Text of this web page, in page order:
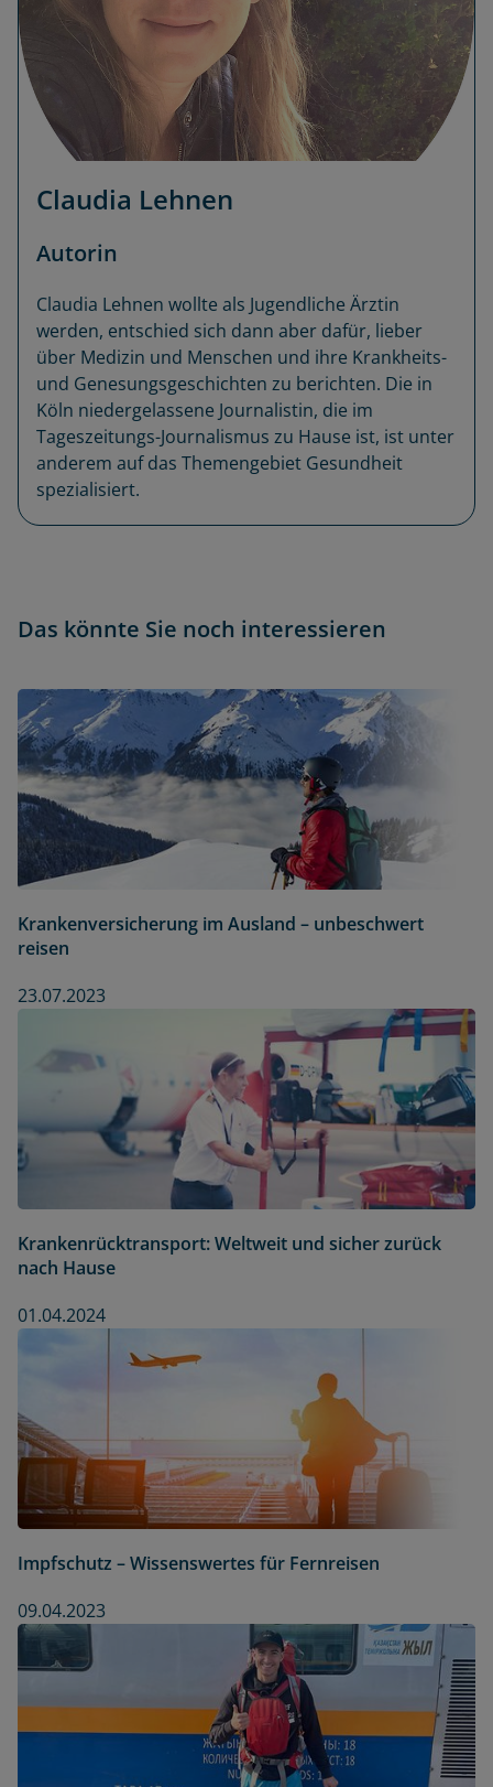
Claudia Lehnen
Autorin
Claudia Lehnen wollte als Jugendliche Ärztin
werden, entschied sich dann aber dafür, lieber
über Medizin und Menschen und ihre Krankheits-
und Genesungsgeschichten zu berichten. Die in
Köln niedergelassene Journalistin, die im
Tageszeitungs-Journalismus zu Hause ist, ist unter
anderem auf das Themengebiet Gesundheit
spezialisiert.
Das könnte Sie noch interessieren
Krankenversicherung im Ausland – unbeschwert
reisen
23.07.2023
Krankenrücktransport: Weltweit und sicher zurück
nach Hause
01.04.2024
Impfschutz – Wissenswertes für Fernreisen
09.04.2023